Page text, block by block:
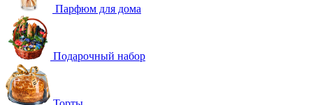
Парфюм для дома
Подарочный набор